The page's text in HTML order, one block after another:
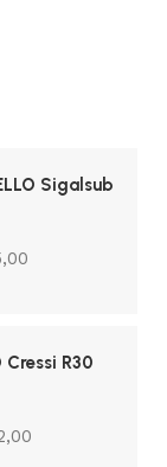
Sigalsub
Cressi R30